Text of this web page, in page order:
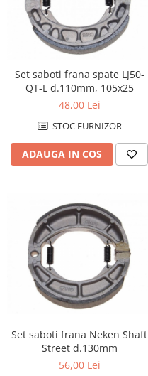
Set saboti frana spate LJ50-
QT-L d.110mm, 105x25
48,00 Lei
STOC FURNIZOR
ADAUGA IN COS
Set saboti frana Neken Shaft
Street d.130mm
56,00 Lei